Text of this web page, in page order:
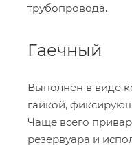
трубопровода.
Гаечный
Выполнен в виде
гайкой,
Чаще всего
резервуара и